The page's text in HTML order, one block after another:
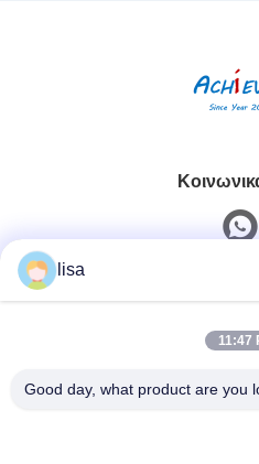
0086-13828861501
lisa
11:47
Good day, what product are you